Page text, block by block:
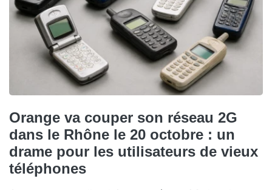
Orange va couper son réseau 2G
dans le Rhône le 20 octobre : un
drame pour les utilisateurs de vieux
téléphones